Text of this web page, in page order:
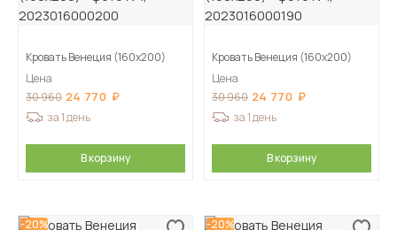
Кровать Венеция (160х200)
Цена
30 960 24 770
за 1 день
В корзину
Кровать Венеция (160х200)
Цена
30 960 24 770
за 1 день
В корзину
-20% -20%